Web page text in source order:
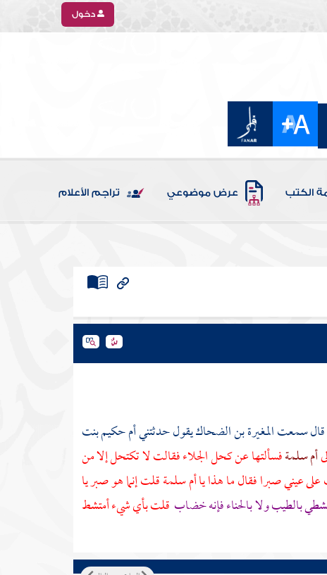
دخول
الكتب عرض موضوعي تراجم الأعلام
قال سمعتالمغيرة بن الضحاكيقول حدثتنيأم حكيم بنت
أم سلمةفسألتها عن كحل الجلاء فقالت لا تكتحل إلا من
عيني صبرا فقال ما هذا ياأم سلمةقلت إنما هو صبر يا
بالطيب ولا بالحناء فإنه خضاب قلت بأي شيء أمتشط